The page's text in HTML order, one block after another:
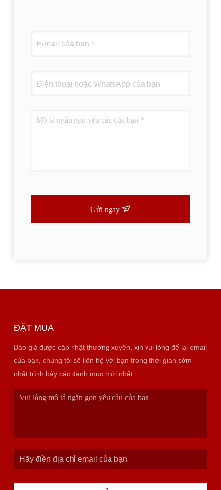
Gửi ngay
ĐẶT MUA
Báo giá được cập nhật thường xuyên, xin vui lòng để lại email
của bạn, chúng tôi sẽ liên hệ với bạn trong thời gian sớm
nhất trình bày các danh mục mới nhất.